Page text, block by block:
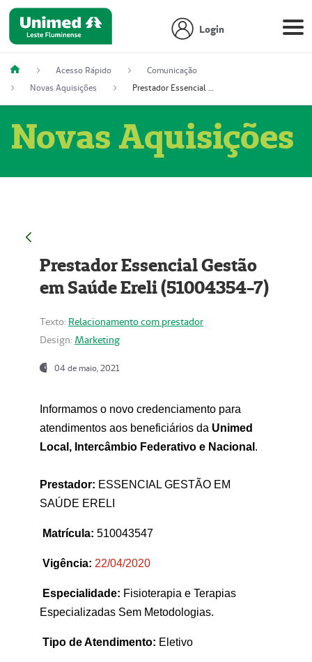
Login
Acesso Rápido
Comunicação
Novas Aquisições
Prestador Essencial Gestão em Saúde Ereli (51004354-7)
Novas Aquisições
Prestador Essencial Gestão
em Saúde Ereli (51004354-7)
Texto: Relacionamento com prestador
Design: Marketing
04 de maio, 2021
Informamos o novo credenciamento para
atendimentos aos beneficiários da Unimed
Local, Intercâmbio Federativo e Nacional .
Prestador: ESSENCIAL GESTÃO EM
SAÚDE ERELI
Matrícula: 510043547
Vigência: 22/04/2020
Especialidade: Fisioterapia e Terapias
Especializadas Sem Metodologias.
Tipo de Atendimento: Eletivo